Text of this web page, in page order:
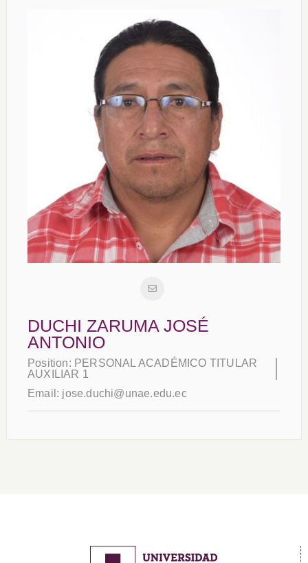
DUCHI ZARUMA JOSÉ
ANTONIO
Position: PERSONAL ACADÉMICO TITULAR
AUXILIAR 1
Email: jose.duchi@unae.edu.ec